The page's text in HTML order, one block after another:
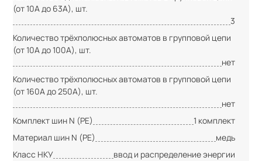
(от 10А до 63А), шт.
3
Количество трёхполюсных автоматов в групповой цепи
(от 10А до 100А), шт.
нет
Количество трёхполюсных автоматов в групповой цепи
(от 160А до 250А), шт.
нет
Комплект шин N (PE)
1 комплект
Материал шин N (PE)
медь
Класс НКУ
ввод и распределение энергии